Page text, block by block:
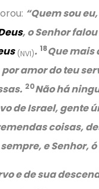
“Quem sou
, o Senhor
(NVI). 18Que mais
por amor do teu
20Não há
de Israel, gente
coisas,
e Senhor, ó
e de sua